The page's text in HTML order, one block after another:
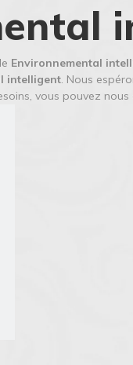
Environnemental
intelligent. Nous
vous pouvez